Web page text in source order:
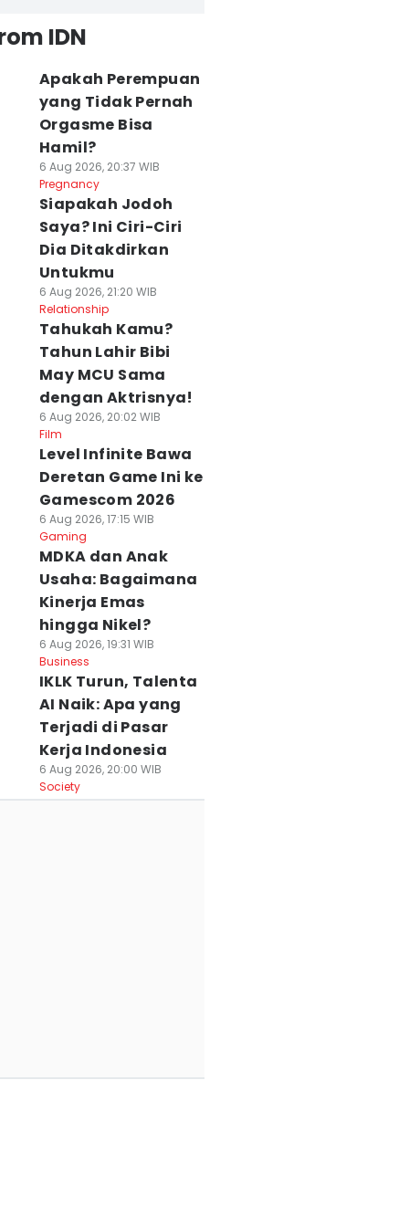
IDN
Apakah Perempuan
yang Tidak Pernah
Orgasme Bisa
Hamil?
6 Aug 2026, 20:37 WIB
Pregnancy
Siapakah Jodoh
Saya? Ini Ciri-Ciri
Dia Ditakdirkan
Untukmu
6 Aug 2026, 21:20 WIB
Relationship
Tahukah Kamu?
Tahun Lahir Bibi
May MCU Sama
dengan Aktrisnya!
6 Aug 2026, 20:02 WIB
Film
Level Infinite Bawa
Deretan Game Ini ke
Gamescom 2026
6 Aug 2026, 17:15 WIB
Gaming
MDKA dan Anak
Usaha: Bagaimana
Kinerja Emas
hingga Nikel?
6 Aug 2026, 19:31 WIB
Business
IKLK Turun, Talenta
AI Naik: Apa yang
Terjadi di Pasar
Kerja Indonesia
6 Aug 2026, 20:00 WIB
Society